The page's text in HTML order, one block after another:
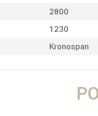
2800
1230
Kronospan